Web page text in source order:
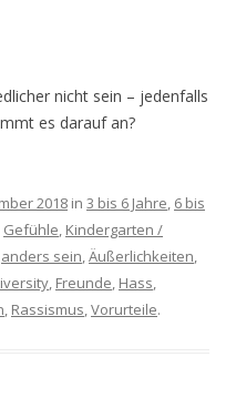
nicht sein – jedenfalls
es darauf an?
2018 in 3 bis 6 Jahre, 6 bis
Gefühle, Kindergarten /
anders sein,Äußerlichkeiten,
, Freunde, Hass,
, Rassismus,Vorurteile.